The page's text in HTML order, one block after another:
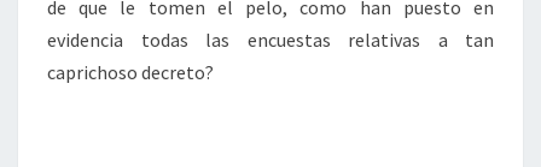
de que le tomen el pelo, como han puesto en
evidencia todas las encuestas relativas a tan
caprichoso decreto?